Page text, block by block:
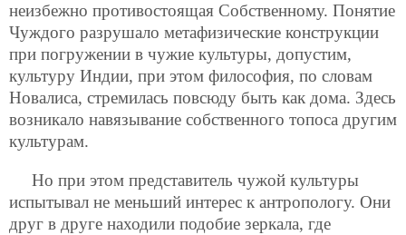
неизбежно противостоящая Собственному. Понятие
Чуждого разрушало метафизические конструкции
при погружении в чужие культуры, допустим,
культуру Индии, при этом философия, по словам
Новалиса, стремилась повсюду быть как дома. Здесь
возникало навязывание собственного топоса другим
культурам.
Но при этом представитель чужой культуры
испытывал не меньший интерес к антропологу. Они
друг в друге находили подобие зеркала, где